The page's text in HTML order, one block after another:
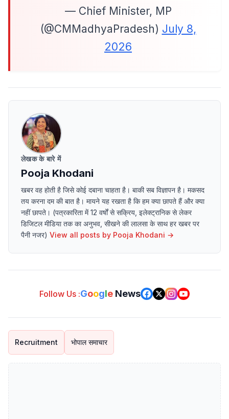
— Chief Minister, MP
(@CMMadhyaPradesh) July 8,
2026
लेखक के बारे में
Pooja Khodani
खबर वह होती है जिसे कोई दबाना चाहता है। बाकी सब विज्ञापन है। मकसद
तय करना दम की बात है। मायने यह रखता है कि हम क्या छापते हैं और क्या
नहीं छापते। (पत्रकारिता में 12 वर्षों से सक्रिय, इलेक्ट्रानिक से लेकर
डिजिटल मीडिया तक का अनुभव, सीखने की लालसा के साथ हर खबर पर
पैनी नजर) View all posts by Pooja Khodani →
Follow Us :Google News
Recruitment भोपाल समाचार